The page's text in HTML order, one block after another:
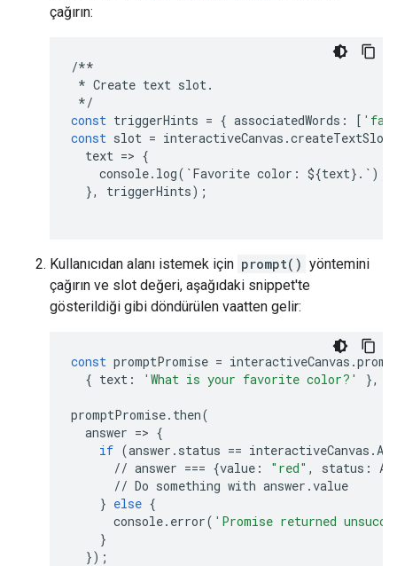
çağırın:
/**
* Create text slot.
*/
const triggerHints = { associatedWords : [
const slot = interactiveCanvas .createTextSlot
text => {
console. log( `Favorite color : ${text} . ` );
},
triggerHints);
Kullanıcıdan alanı istemek için prompt() yöntemini
çağırın ve slot değeri, aşağıdaki snippet'te
gösterildiği gibi döndürülen vaatten gelir:
const promptPromise = interactiveCanvas .
{ text : 'What is your favorite color?' },
promptPromise. then(
answer => {
if (answer . status == interactiveCanvas .
// answer === {value : "red" , status :
// Do something with answer .value
} else {
console. error( 'Promise returned
}
});